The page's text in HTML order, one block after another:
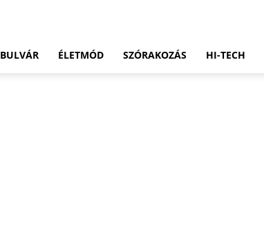
BULVÁR ÉLETMÓD SZÓRAKOZÁS HI-TECH